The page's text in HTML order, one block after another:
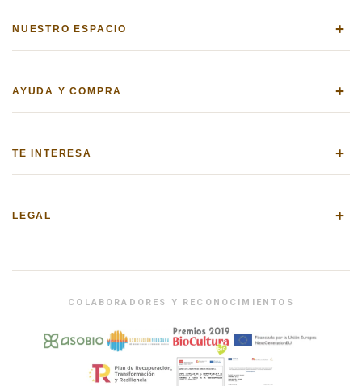
NUESTRO ESPACIO +
AYUDA Y COMPRA +
TE INTERESA +
LEGAL +
COLABORADORES Y RECONOCIMIENTOS